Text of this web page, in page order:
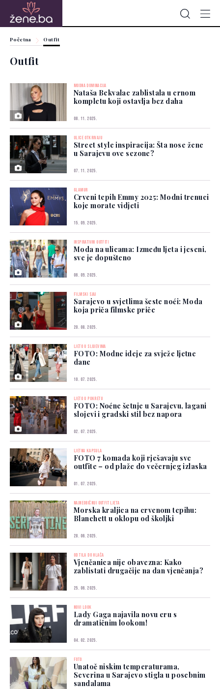
Početna Outfit
Outfit
MODNA DOMINACIJA
Nataša Bekvalac zablistala u crnom
kompletu koji ostavlja bez daha
08. 11. 2025.
ULICE OTKRIVAJU
Street style inspiracija: Šta nose žene
u Sarajevu ove sezone?
07. 11. 2025.
GLAMUR
Crveni tepih Emmy 2025: Modni trenuci
koje morate vidjeti
15. 09. 2025.
INSPIRATIVNI OUTFITI
Moda na ulicama: Između ljeta i jeseni,
sve je dopušteno
06. 09. 2025.
FILMSKI SJAJ
Sarajevo u svjetlima šeste noći: Moda
koja priča filmske priče
20. 08. 2025.
LJETO U SLOJEVIMA
FOTO: Modne ideje za svježe ljetne
dane
10. 07. 2025.
LJETO U POKRETU
FOTO: Noćne šetnje u Sarajevu, lagani
slojevi i gradski stil bez napora
02. 07. 2025.
LJETNA KAPSULA
FOTO 7 komada koji rješavaju sve
outfite – od plaže do večernjeg izlaska
01. 07. 2025.
NAJNEOBIČNIJI OUTFIT LJETA
Morska kraljica na crvenom tepihu:
Blanchett u oklopu od školjki
28. 06. 2025.
OD TILA DO HLAČA
Vjenčanica nije obavezna: Kako
zablistati drugačije na dan vjenčanja?
25. 06. 2025.
NOVI LOOK
Lady Gaga najavila novu eru s
dramatičnim lookom!
04. 02. 2025.
FOTO
Unatoč niskim temperaturama,
Severina u Sarajevo stigla u posebnim
sandalama